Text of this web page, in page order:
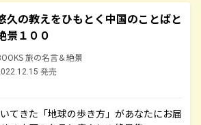
久の教えをひもとく中国のことばと
景１００
旅の名言＆絶景
発売
てきた「地球の歩き方」があなたにお届